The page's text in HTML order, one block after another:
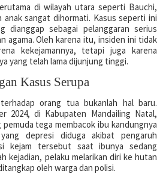
di wilayah utara seperti Bauchi,
anak sangat dihormati. Kasus seperti ini
dianggap sebagai pelanggaran serius
agama. Oleh karena itu, insiden ini tidak
kekejamannya, tetapi juga karena
yang telah lama dijunjung tinggi.
Kasus Serupa
orang tua bukanlah hal baru.
2024, di Kabupaten Mandailing Natal,
tega membacok ibu kandungnya
depresi diduga akibat pengaruh
kejam tersebut saat ibunya sedang
kejadian, pelaku melarikan diri ke hutan
oleh warga dan polisi.